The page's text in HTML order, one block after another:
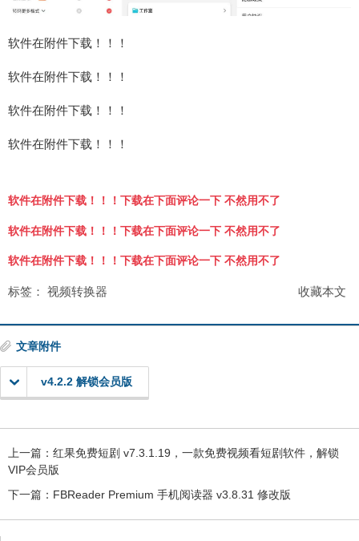
软件在附件下载！！！
软件在附件下载！！！
软件在附件下载！！！
软件在附件下载！！！
软件在附件下载！！！下载在下面评论一下 不然用不了
软件在附件下载！！！下载在下面评论一下 不然用不了
软件在附件下载！！！下载在下面评论一下 不然用不了
收藏本文
标签： 视频转换器
文章附件
v4.2.2 解锁会员版
上一篇： 红果免费短剧 v7.3.1.19，一款免费视频看短剧软件，解锁
VIP会员版
下一篇： FBReader Premium 手机阅读器 v3.8.31 修改版